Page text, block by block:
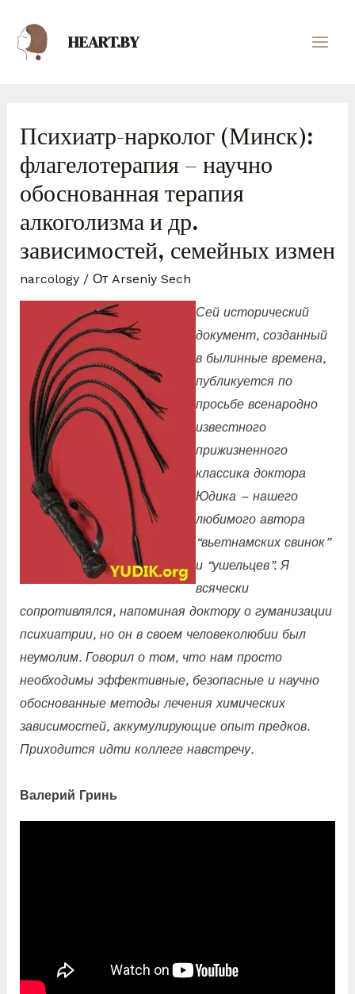
HEART.BY
Психиатр-нарколог (Минск):
флагелотерапия – научно
обоснованная терапия
алкоголизма и др.
зависимостей, семейных измен
narcology/ От Arseniy Sech
Сей исторический
документ, созданный
в былинные времена,
публикуется по
просьбе всенародно
известного
прижизненного
классика доктора
Юдика – нашего
любимого автора
“вьетнамских свинок”
и “ушельцев”. Я
всячески
сопротивлялся, напоминая доктору о гуманизации
психиатрии, но он в своем человеколюбии был
неумолим. Говорил о том, что нам просто
необходимы эффективные, безопасные и научно
обоснованные методы лечения химических
зависимостей, аккумулирующие опыт предков.
Приходится идти коллеге навстречу.
Валерий Гринь